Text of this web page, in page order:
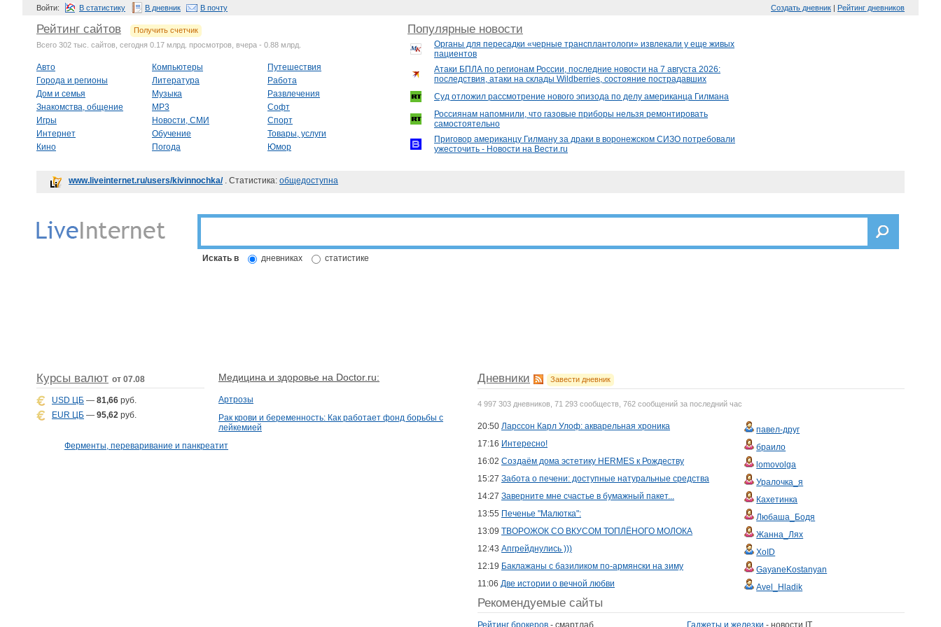
Войти: В статистику В дневник В почту Создать дневник | Рейтинг дневников
Популярные новости
Органы для пересадки «черные трансплантологи» извлекали у еще живых
пациентов
Атаки БПЛА по регионам России, последние новости на 7 августа 2026:
последствия, атаки на склады Wildberries, состояние пострадавших
Суд отложил рассмотрение нового эпизода по делу американца Гилмана
Россиянам напомнили, что газовые приборы нельзя ремонтировать
самостоятельно
Приговор американцу Гилману за драки в воронежском СИЗО потребовали
ужесточить - Новости на Вести.ru
Рейтинг сайтов
Получить счетчик
Всего 302 тыс. сайтов, сегодня 0.17 млрд. просмотров, вчера - 0.88 млрд.
Авто
Города и регионы
Дом и семья
Знакомства, общение
Игры
Интернет
Кино
Компьютеры
Литература
Музыка
MP3
Новости, СМИ
Обучение
Погода
Путешествия
Работа
Развлечения
Софт
Спорт
Товары, услуги
Юмор
www.liveinternet.ru/users/kivinnochka/. Статистика: общедоступна
Искать в дневниках статистике
Дневники Завести дневник
4 997 303 дневников, 71 293 сообществ, 762 сообщений за последний час
20:50 Ларссон Карл Улоф: акварельная хроника
павел-друг
17:16 Интересно!
браило
16:02 Создаём дома эстетику HERMES к Рождеству
lomovolga
15:27 Забота о печени: доступные натуральные средства
Уралочка_я
14:27 Заверните мне счастье в бумажный пакет...
Кахетинка
13:55 Печенье "Малютка":
Любаша_Бодя
13:09 ТВОРОЖОК СО ВКУСОМ ТОПЛЁНОГО МОЛОКА
Жанна_Лях
12:43 Апгрейднулись )))
XoID
12:19 Баклажаны с базиликом по-армянски на зиму
GayaneKostanyan
11:06 Две истории о вечной любви Avel_Hladik
Рекомендуемые сайты
Рейтинг брокеров - смартлаб Гаджеты и железки - новости IT
Курсы валют от 07.08
USD ЦБ — 81,66 руб.
EUR ЦБ — 95,62 руб.
Медицина и здоровье на Doctor.ru:
Артрозы
Рак крови и беременность: Как работает фонд борьбы с
лейкемией
Ферменты, переваривание и панкреатит